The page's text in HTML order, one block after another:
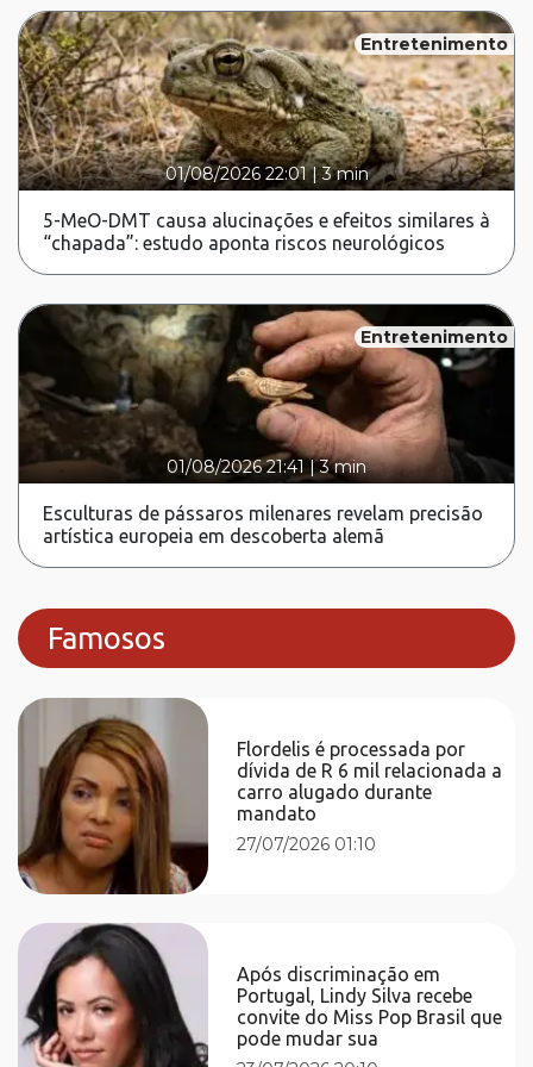
Entretenimento
01/08/2026 22:01|3 min
5-MeO-DMT causa alucinações e efeitos similares à
“chapada”: estudo aponta riscos neurológicos
Entretenimento
01/08/2026 21:41 |3 min
Esculturas de pássaros milenares revelam precisão
artística europeia em descoberta alemã
Famosos
Flordelis é processada por
dívida de R 6 mil relacionada a
carro alugado durante
mandato
27/07/2026 01:10
Após discriminação em
Portugal, Lindy Silva recebe
convite do Miss Pop Brasil que
pode mudar sua